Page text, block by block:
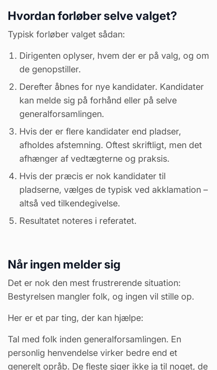
Hvordan forløber selve valget?
Typisk forløber valget sådan:
Dirigenten oplyser, hvem der er på valg, og om
de genopstiller.
Derefter åbnes for nye kandidater. Kandidater
kan melde sig på forhånd eller på selve
generalforsamlingen.
Hvis der er flere kandidater end pladser,
afholdes afstemning. Oftest skriftligt, men det
afhænger af vedtægterne og praksis.
Hvis der præcis er nok kandidater til
pladserne, vælges de typisk ved akklamation –
altså ved tilkendegivelse.
Resultatet noteres i referatet.
Når ingen melder sig
Det er nok den mest frustrerende situation:
Bestyrelsen mangler folk, og ingen vil stille op.
Her er et par ting, der kan hjælpe:
Tal med folk inden generalforsamlingen. En
personlig henvendelse virker bedre end et
generelt opråb. De fleste siger ikke ja til noget, de